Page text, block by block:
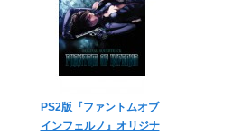
PS2版『ファントムオブ
インフェルノ』オリジナ